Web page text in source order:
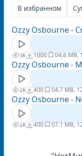
В избранном
Ozzy Osbourne -
3к 1000 04.6 MB,
Ozzy Osbourne -
2к 400 04.7 MB,
Ozzy Osbourne -
2к 400 07.1 MB,